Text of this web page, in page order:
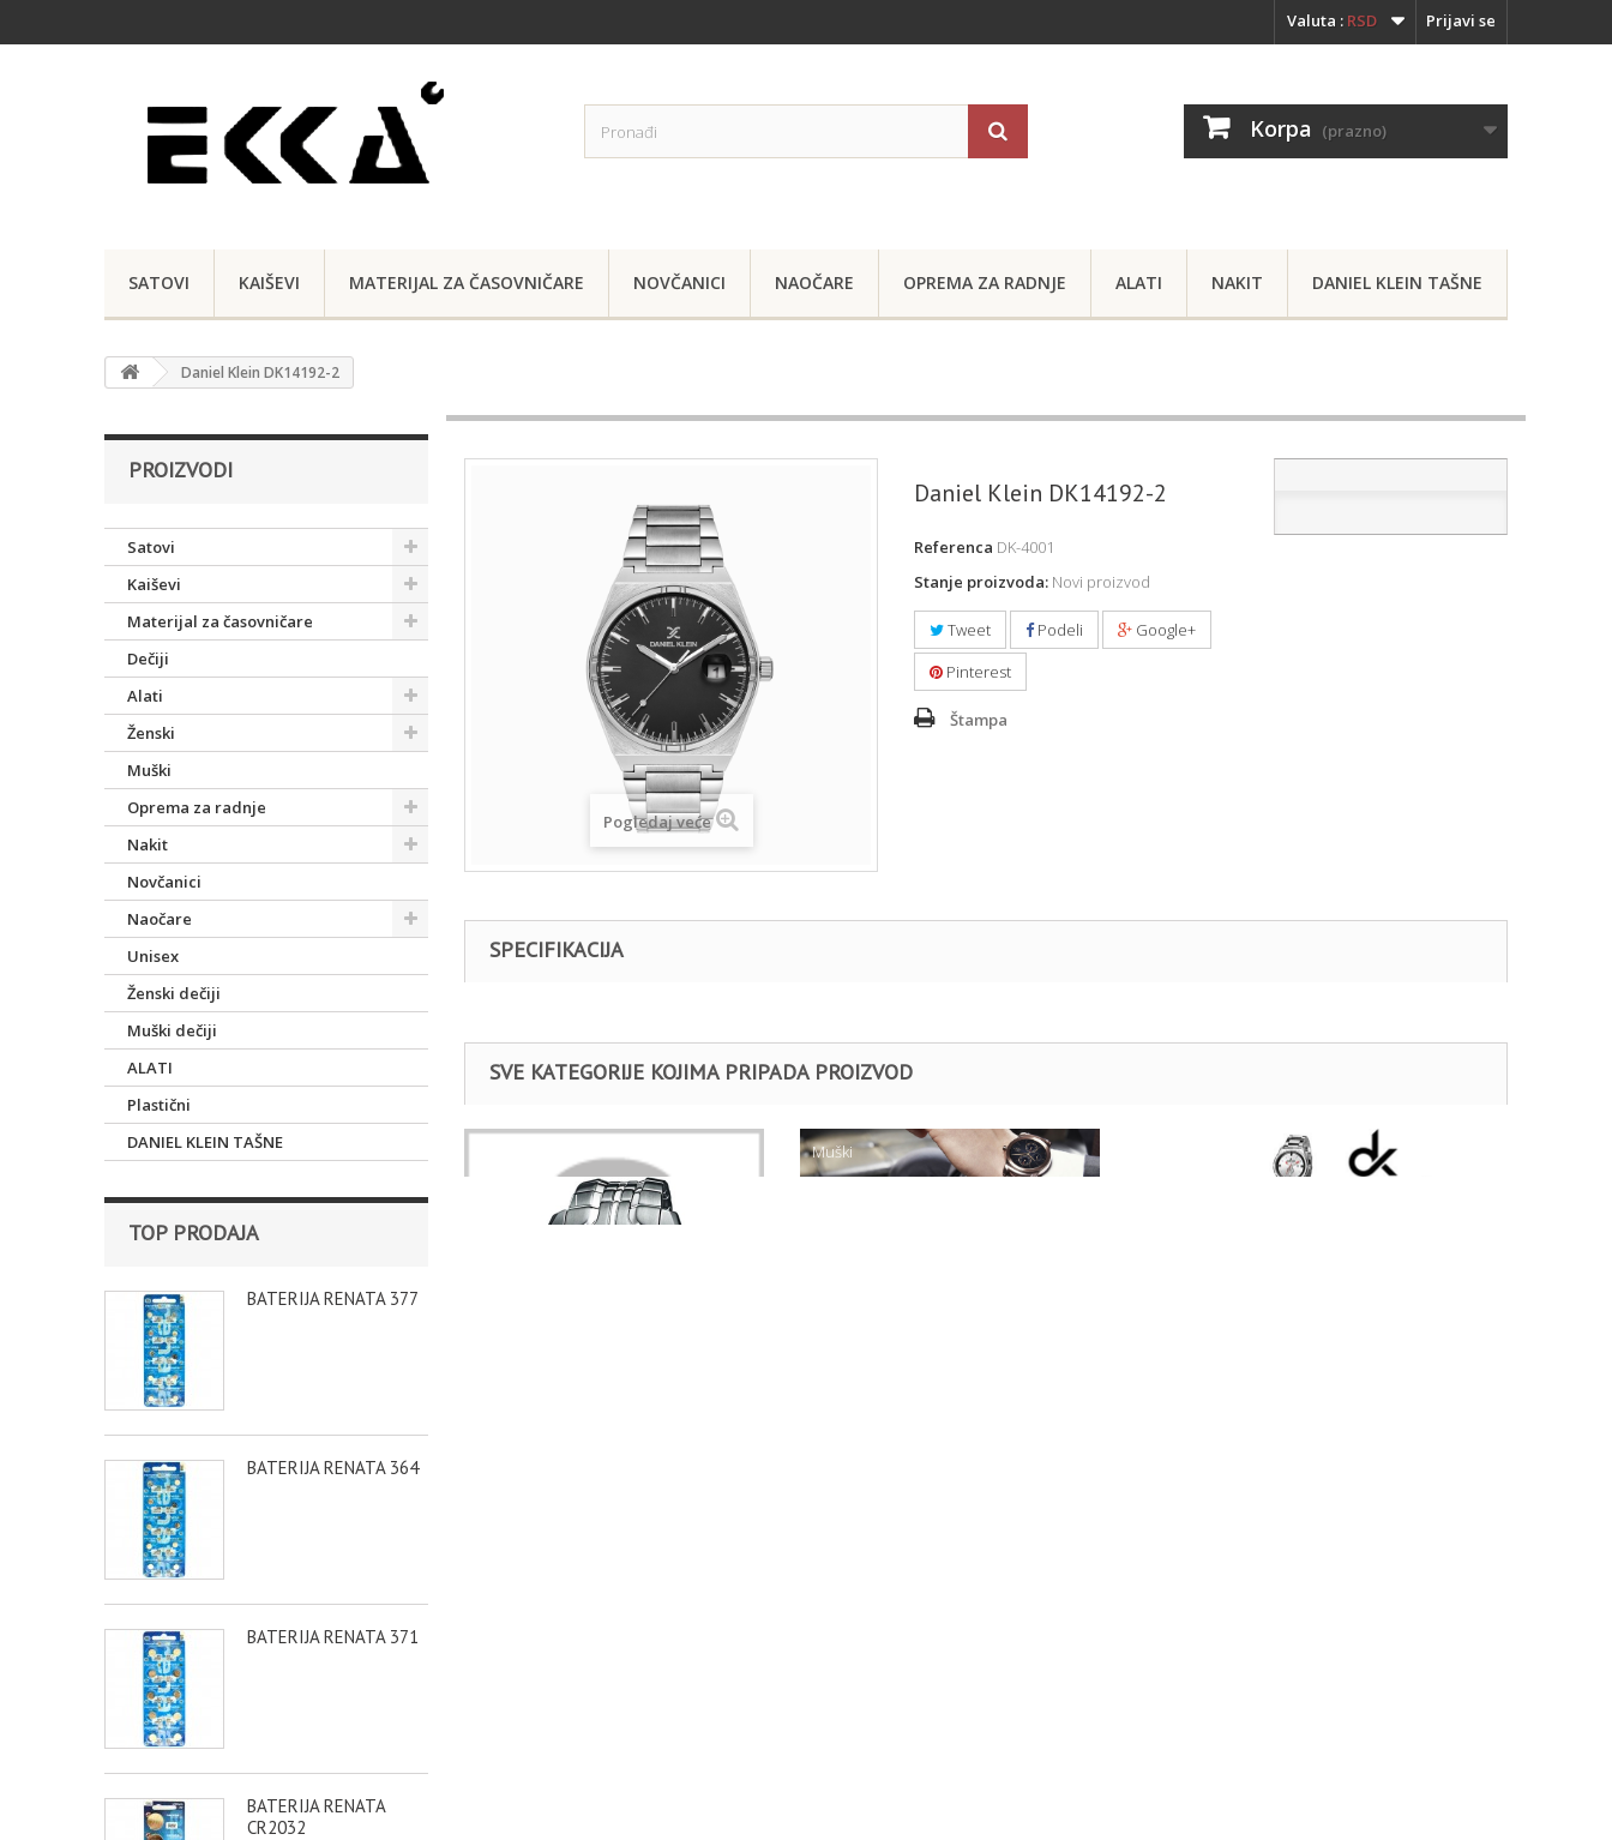
Prijavi se
Valuta : RSD
Korpa (prazno)
SATOVI KAIŠEVI MATERIJAL ZA ČASOVNIČARE NOVČANICI NAOČARE OPREMA ZA RADNJE ALATI NAKIT DANIEL KLEIN TAŠNE
Daniel Klein DK14192-2
PROIZVODI
Satovi
Kaiševi
Materijal za časovničare
Dečiji
Alati
Ženski
Muški
Oprema za radnje
Nakit
Novčanici
Naočare
Unisex
Ženski dečiji
Muški dečiji
ALATI
Plastični
DANIEL KLEIN TAŠNE
TOP PRODAJA
BATERIJA RENATA 377
BATERIJA RENATA 364
BATERIJA RENATA 371
BATERIJA RENATA
CR2032
Pogledaj veće
Daniel Klein DK14192-2
Referenca DK-4001
Stanje proizvoda: Novi proizvod
Tweet Podeli
Google+
Pinterest
Štampa
SPECIFIKACIJA
SVE KATEGORIJE KOJIMA PRIPADA PROIZVOD
Muški
RUČNI SATOVI